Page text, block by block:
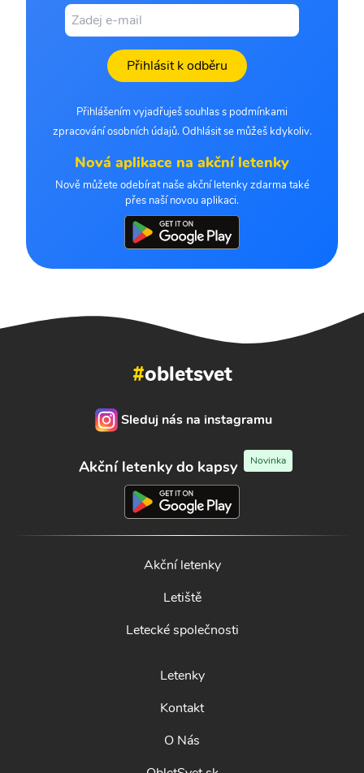
Přihlásit k odběru
Přihlášením vyjadřuješ souhlas s podmínkami
zpracování osobních údajů. Odhlásit se můžeš kdykoliv.
Nová aplikace na akční letenky
Nově můžete odebírat naše akční letenky zdarma také
přes naší novou aplikaci.
#obletsvet
Sleduj nás na instagramu
Akční letenky do kapsy Novinka
Akční letenky
Letiště
Letecké společnosti
Letenky
Kontakt
O Nás